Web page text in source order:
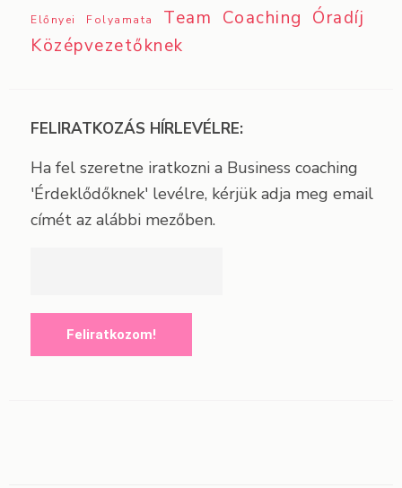
Előnyei
Folyamata Team Coaching Óradíj
Középvezetőknek
FELIRATKOZÁS HÍRLEVÉLRE:
Ha fel szeretne iratkozni a Business coaching
'Érdeklődőknek' levélre, kérjük adja meg email
címét az alábbi mezőben.